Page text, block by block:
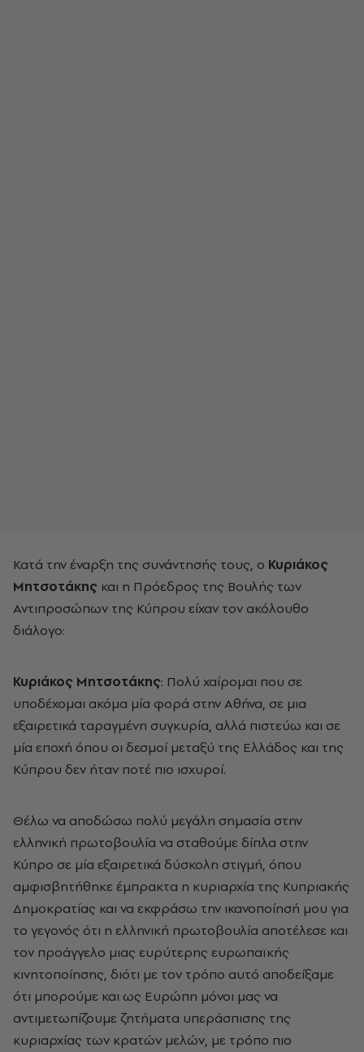
Κατά την έναρξη της συνάντησής τους, ο Κυριάκος
Μητσοτάκης και η Πρόεδρος της Βουλής των
Αντιπροσώπων της Κύπρου είχαν τον ακόλουθο
διάλογο:
Κυριάκος Μητσοτάκης: Πολύ χαίρομαι που σε
υποδέχομαι ακόμα μία φορά στην Αθήνα, σε μια
εξαιρετικά ταραγμένη συγκυρία, αλλά πιστεύω και σε
μία εποχή όπου οι δεσμοί μεταξύ της Ελλάδος και της
Κύπρου δεν ήταν ποτέ πιο ισχυροί.
Θέλω να αποδώσω πολύ μεγάλη σημασία στην
ελληνική πρωτοβουλία να σταθούμε δίπλα στην
Κύπρο σε μία εξαιρετικά δύσκολη στιγμή, όπου
αμφισβητήθηκε έμπρακτα η κυριαρχία της Κυπριακής
Δημοκρατίας και να εκφράσω την ικανοποίησή μου για
το γεγονός ότι η ελληνική πρωτοβουλία αποτέλεσε και
τον προάγγελο μιας ευρύτερης ευρωπαϊκής
κινητοποίησης, διότι με τον τρόπο αυτό αποδείξαμε
ότι μπορούμε και ως Ευρώπη μόνοι μας να
αντιμετωπίζουμε ζητήματα υπεράσπισης της
κυριαρχίας των κρατών μελών, με τρόπο πιο